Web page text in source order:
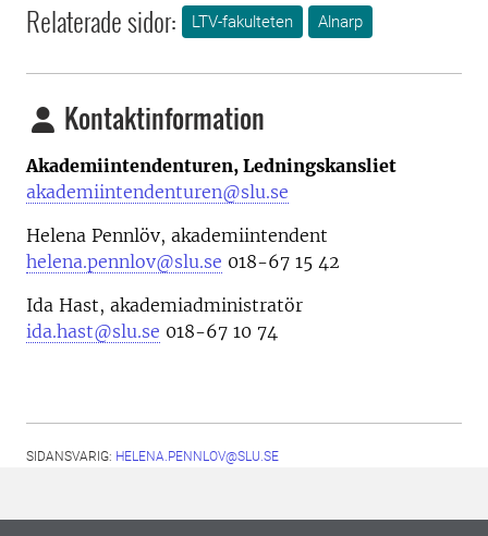
Relaterade sidor: LTV-fakulteten Alnarp
Kontaktinformation
Akademiintendenturen, Ledningskansliet
akademiintendenturen@slu.se
Helena Pennlöv, akademiintendent
helena.pennlov@slu.se 018-67 15 42
Ida Hast, akademiadministratör
ida.hast@slu.se 018-67 10 74
SIDANSVARIG: HELENA.PENNLOV@SLU.SE